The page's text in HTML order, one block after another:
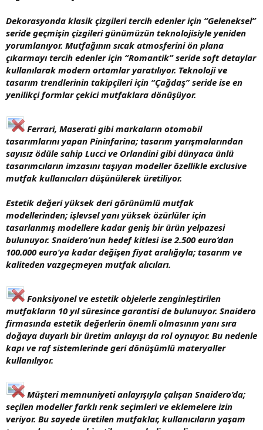
Dekorasyonda klasik çizgileri tercih edenler için “Geleneksel”
seride geçmişin çizgileri günümüzün teknolojisiyle yeniden
yorumlanıyor. Mutfağının sıcak atmosferini ön plana
çıkarmayı tercih edenler için “Romantik” seride soft detaylar
kullanılarak modern ortamlar yaratılıyor. Teknoloji ve
tasarım trendlerinin takipçileri için “Çağdaş” seride ise en
yenilikçi formlar çekici mutfaklara dönüşüyor.
Ferrari, Maserati gibi markaların otomobil
tasarımlarını yapan Pininfarina; tasarım yarışmalarından
sayısız ödüle sahip Lucci ve Orlandini gibi dünyaca ünlü
tasarımcıların imzasını taşıyan modeller özellikle exclusive
mutfak kullanıcıları düşünülerek üretiliyor.
Estetik değeri yüksek deri görünümlü mutfak
modellerinden; işlevsel yanı yüksek özürlüler için
tasarlanmış modellere kadar geniş bir ürün yelpazesi
bulunuyor. Snaidero’nun hedef kitlesi ise 2.500 euro’dan
100.000 euro’ya kadar değişen fiyat aralığıyla; tasarım ve
kaliteden vazgeçmeyen mutfak alıcıları.
Fonksiyonel ve estetik objelerle zenginleştirilen
mutfakların 10 yıl süresince garantisi de bulunuyor. Snaidero
firmasında estetik değerlerin önemli olmasının yanı sıra
doğaya duyarlı bir üretim anlayışı da rol oynuyor. Bu nedenle
kapı ve raf sistemlerinde geri dönüşümlü materyaller
kullanılıyor.
Müşteri memnuniyeti anlayışıyla çalışan Snaidero’da;
seçilen modeller farklı renk seçimleri ve eklemelere izin
veriyor. Bu sayede üretilen mutfaklar, kullanıcıların yaşam